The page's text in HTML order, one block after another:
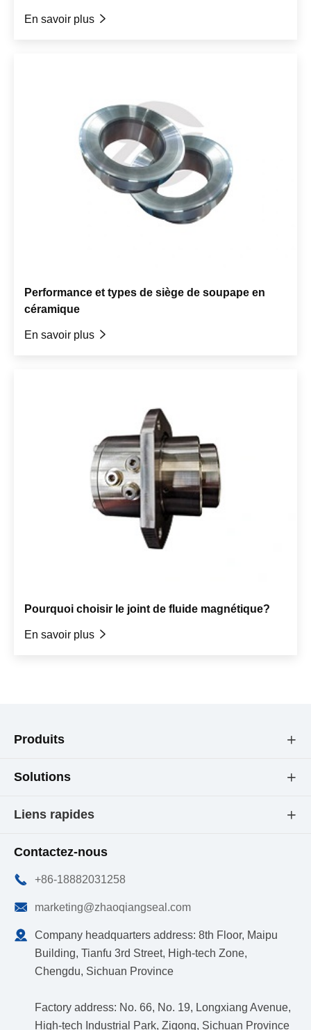
En savoir plus 
Performance et types de siège de soupape en
céramique
En savoir plus 
Pourquoi choisir le joint de fluide magnétique?
En savoir plus 
Produits 
Solutions 
Liens rapides 
Contactez-nous
 +86-18882031258
 marketing@zhaoqiangseal.com

Company headquarters address: 8th Floor, Maipu
Building, Tianfu 3rd Street, High-tech Zone,
Chengdu, Sichuan Province
Factory address: No. 66, No. 19, Longxiang Avenue,
High-tech Industrial Park, Zigong, Sichuan Province